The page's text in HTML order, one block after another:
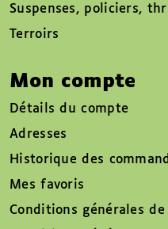
Suspenses, policiers,
Terroirs
Mon compte
Détails du compte
Adresses
Historique des
Mes favoris
Conditions générales